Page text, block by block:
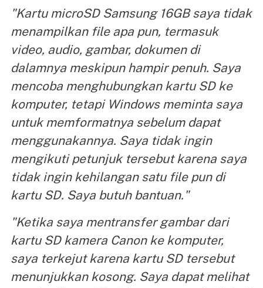
"Kartu microSD Samsung 16GB saya tidak
menampilkan file apa pun, termasuk
video, audio, gambar, dokumen di
dalamnya meskipun hampir penuh. Saya
mencoba menghubungkan kartu SD ke
komputer, tetapi Windows meminta saya
untuk memformatnya sebelum dapat
menggunakannya. Saya tidak ingin
mengikuti petunjuk tersebut karena saya
tidak ingin kehilangan satu file pun di
kartu SD. Saya butuh bantuan."
"Ketika saya mentransfer gambar dari
kartu SD kamera Canon ke komputer,
saya terkejut karena kartu SD tersebut
menunjukkan kosong. Saya dapat melihat